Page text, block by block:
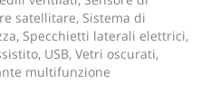
satellitare, Sistema di
Specchietti laterali elettrici,
USB, Vetri oscurati,
multifunzione